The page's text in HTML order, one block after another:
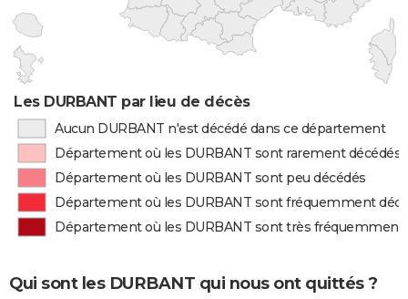
Les DURBANT par lieu de décès
Aucun DURBANT n'est décédé dans ce département
Département où les DURBANT sont rarement décédés
Département où les DURBANT sont peu décédés
Département où les DURBANT sont fréquemment
Département où les DURBANT sont très fréquemment
Qui sont les DURBANT qui nous ont quittés ?